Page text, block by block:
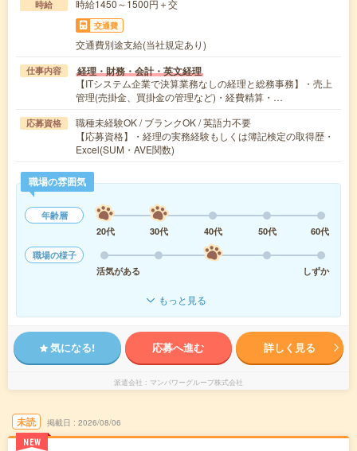
時給 時給1450～1500円＋交
交通費
交通費別途支給(当社規定あり)
仕事内容 経理・財務・会計・英文経理
【ITシステム企業で決算業務なしの経理と総務事務】・売上
管理(売掛金、買掛金の管理など)・経費精算・…
応募資格
職種未経験OK / ブランクOK / 英語力不要
【応募資格】・経理の実務経験もしくは簿記検定の取得歴・
Excel(SUM・AVE関数)
職場の雰囲気
年齢層
20代
30代 40代 50代
60代
職場の様子
活気がある
しずか
もっと見る
気になる! 応募へ進む 詳しく見る
派遣会社 マンパワーグループ株式会社
未読
NEW
掲載日 2026/08/06